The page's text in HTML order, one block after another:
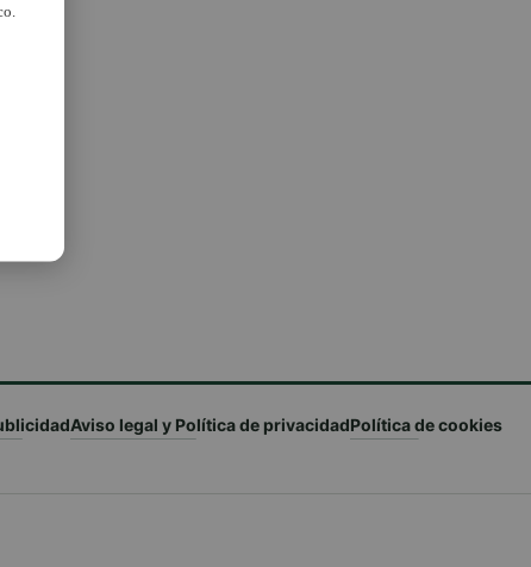
Aviso legal y Política de privacidadPolítica de cookies